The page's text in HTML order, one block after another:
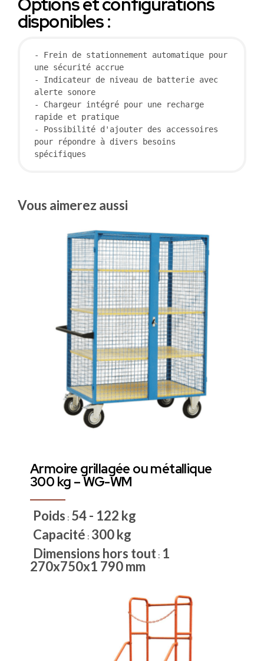
disponibles :
- Frein de stationnement automatique pour
une sécurité accrue
- Indicateur de niveau de batterie avec
alerte sonore
- Chargeur intégré pour une recharge
rapide et pratique
- Possibilité d'ajouter des accessoires
pour répondre à divers besoins
spécifiques
Vous aimerez aussi
Armoire grillagée ou métallique
300 kg – WG-WM
Poids : 54 - 122 kg
Capacité : 300 kg
Dimensions hors tout : 1
270x750x1 790 mm